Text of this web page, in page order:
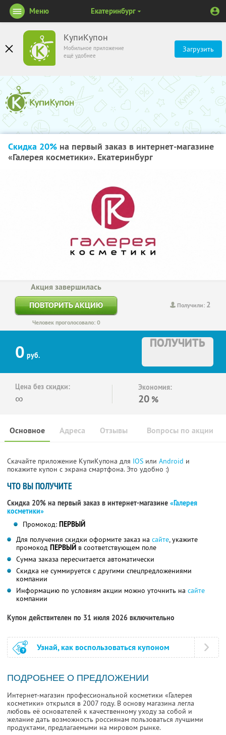
КупиКупон
Мобильное приложение
ещё удобнее
Загрузить
Меню Екатеринбург
Скидка 20% на первый заказ в интернет-магазине
«Галерея косметики». Екатеринбург
Получили: 2
Акция завершилась
ПОВТОРИТЬ АКЦИЮ
Человек проголосовало: 0
0 руб.
ПОЛУЧИТЬ
Цена без скидки:
∞
Экономия:
20 %
Основное Отзывы Вопросы по акции
Адреса
Скачайте приложение КупиКупона для IOS или Android и
покажите купон с экрана смартфона. Это удобно :)
ЧТО ВЫ ПОЛУЧИТЕ
Скидка 20% на первый заказ в интернет-магазине «Галерея
косметики»
Промокод: ПЕРВЫЙ
Для получения скидки оформите заказ на сайте, укажите
промокод ПЕРВЫЙ в соответствующем поле
Сумма заказа пересчитается автоматически
Скидка не суммируется с другими спецпредложениями
компании
Информацию по условиям акции можно уточнить на сайте
компании
Купон действителен по 31 июля 2026 включительно
Узнай, как воспользоваться купоном
ПОДРОБНЕЕ О ПРЕДЛОЖЕНИИ
Интернет-магазин профессиональной косметики «Галерея
косметики» открылся в 2007 году. В основу магазина легла
любовь её основателей к качественному уходу за собой и
желание дать возможность россиянам пользоваться лучшими
продуктами, предлагаемыми на мировом рынке.